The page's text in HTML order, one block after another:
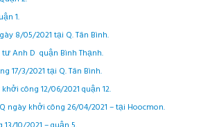
1.
8/05/2021 tại Q. Tân Bình.
Anh D quận Bình Thạnh.
17/3/2021 tại Q. Tân Bình.
công 12/06/2021 quận 12.
ngày khởi công 26/04/2021 – tại Hoocmon.